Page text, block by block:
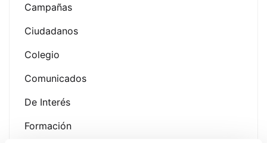
Campañas
Ciudadanos
Colegio
Comunicados
De Interés
Formación